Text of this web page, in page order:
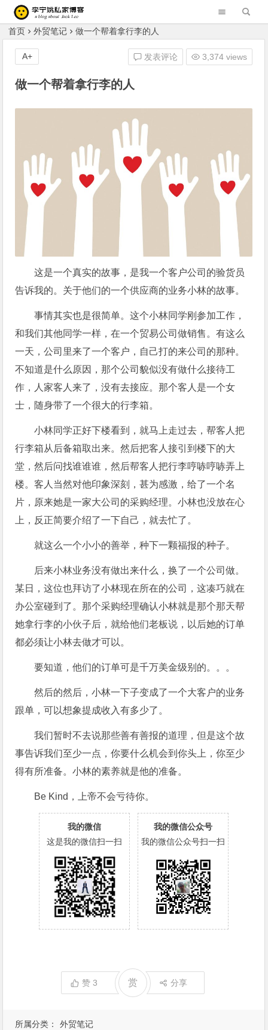
李宁姚的私家博客 Blog of Liningyao(Jack Lee)
首页 外贸笔记 做一个帮着拿行李的人
做一个帮着拿行李的人
发表评论 3,374 views
A+
所属分类： 外贸笔记
这是一个真实的故事，是我一个客户公司的验货员
告诉我的。关于他们的一个供应商的业务小林的故事。
事情其实也是很简单。这个小林同学刚参加工作，
和我们其他同学一样，在一个贸易公司做销售。有这么
一天，公司里来了一个客户，自己打的来公司的那种。
不知道是什么原因，那个公司貌似没有做什么接待工
作，人家客人来了，没有去接应。那个客人是一个女
士，随身带了一个很大的行李箱。
小林同学正好下楼看到，就马上走过去，帮客人把
行李箱从后备箱取出来。然后把客人接引到楼下的大
堂，然后问找谁谁谁，然后帮客人把行李哼哧哼哧弄上
楼。客人当然对他印象深刻，甚为感激，给了一个名
片，原来她是一家大公司的采购经理。小林也没放在心
上，反正简要介绍了一下自己，就去忙了。
就这么一个小小的善举，种下一颗福报的种子。
后来小林业务没有做出来什么，换了一个公司做。
某日，这位也拜访了小林现在所在的公司，这凑巧就在
办公室碰到了。那个采购经理确认小林就是那个那天帮
她拿行李的小伙子后，就给他们老板说，以后她的订单
都必须让小林去做才可以。
要知道，他们的订单可是千万美金级别的。。。
然后的然后，小林一下子变成了一个大客户的业务
跟单，可以想象提成收入有多少了。
我们暂时不去说那些善有善报的道理，但是这个故
事告诉我们至少一点，你要什么机会到你头上，你至少
得有所准备。小林的素养就是他的准备。
Be Kind，上帝不会亏待你。
我的微信
这是我的微信扫一扫
我的微信公众号
我的微信公众号扫一扫
赞3 赏 分享